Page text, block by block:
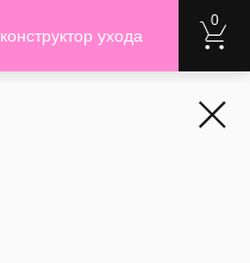
Nanoshu
0
конструктор ухода